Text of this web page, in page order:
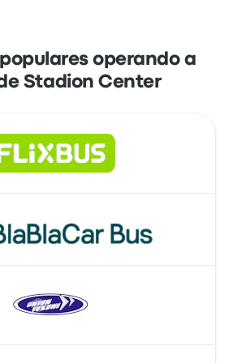
de crédito, como
Amex e outros, bem como
Apple Pay e Google Pay.
operando a
Stadion Center